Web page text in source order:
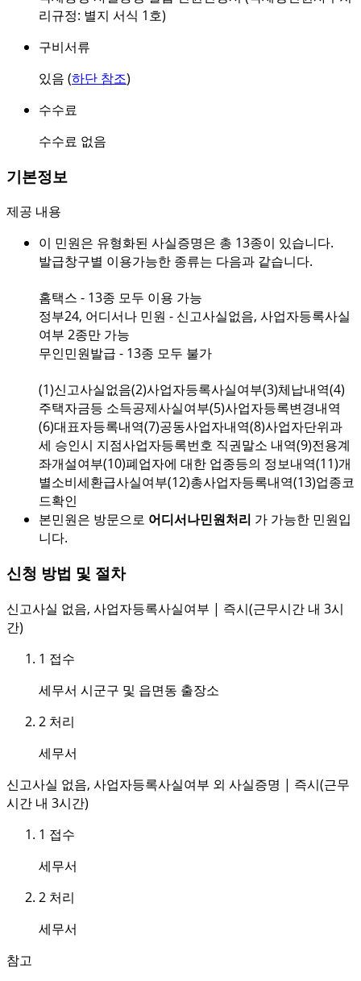
리규정: 별지 서식 1호)
구비서류
있음 (하단 참조)
수수료
수수료 없음
기본정보
제공 내용
이 민원은 유형화된 사실증명은 총 13종이 있습니다.
발급창구별 이용가능한 종류는 다음과 같습니다.
홈택스 - 13종 모두 이용 가능
정부24, 어디서나 민원 - 신고사실없음, 사업자등록사실
여부 2종만 가능
무인민원발급 - 13종 모두 불가
(1)신고사실없음(2)사업자등록사실여부(3)체납내역(4)
주택자금등 소득공제사실여부(5)사업자등록변경내역
(6)대표자등록내역(7)공동사업자내역(8)사업자단위과
세 승인시 지점사업자등록번호 직권말소 내역(9)전용계
좌개설여부(10)폐업자에 대한 업종등의 정보내역(11)개
별소비세환급사실여부(12)총사업자등록내역(13)업종코
드확인
본민원은 방문으로 어디서나민원처리 가 가능한 민원입
니다.
신청 방법 및 절차
신고사실 없음, 사업자등록사실여부 | 즉시(근무시간 내 3시
간)
1 접수
세무서 시군구 및 읍면동 출장소
2 처리
세무서
신고사실 없음, 사업자등록사실여부 외 사실증명 | 즉시(근무
시간 내 3시간)
1 접수
세무서
2 처리
세무서
참고